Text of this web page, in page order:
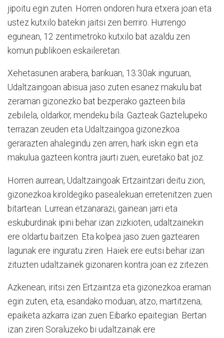
jipoitu egin zuten. Horren ondoren hura etxera joan eta
ustez kutxilo batekin jaitsi zen berriro. Hurrengo
egunean, 12 zentimetroko kutxilo bat azaldu zen
komun publikoen eskaileretan.
Xehetasunen arabera, barikuan, 13:30ak inguruan,
Udaltzaingoan abisua jaso zuten esanez makulu bat
zeraman gizonezko bat bezperako gazteen bila
zebilela, oldarkor, mendeku bila. Gazteak Gaztelupeko
terrazan zeuden eta Udaltzaingoa gizonezkoa
gerarazten ahalegindu zen arren, hark iskin egin eta
makulua gazteen kontra jaurti zuen, euretako bat joz.
Horren aurrean, Udaltzaingoak Ertzaintzari deitu zion,
gizonezkoa kiroldegiko pasealekuan erretenitzen zuen
bitartean. Lurrean etzanarazi, gainean jarri eta
eskuburdinak ipini behar izan zizkioten, udaltzainekin
ere oldartu baitzen. Eta kolpea jaso zuen gaztearen
lagunak ere inguratu ziren. Haiek ere eutsi behar izan
zituzten udaltzainek gizonaren kontra joan ez zitezen.
Azkenean, iritsi zen Ertzaintza eta gizonezkoa eraman
egin zuten, eta, esandako moduan, atzo, martitzena,
epaiketa azkarra izan zuen Eibarko epaitegian. Bertan
izan ziren Soraluzeko bi udaltzainak ere